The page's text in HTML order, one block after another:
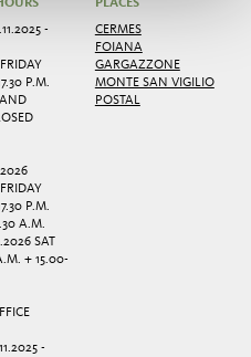
-
P.M.
P.M.
A.M.
SAT
+ 15.00-
-
PLACES
CERMES
FOIANA
GARGAZZONE
MONTE SAN VIGILIO
POSTAL